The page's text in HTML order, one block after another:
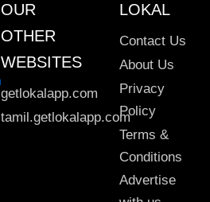
OUR
OTHER
WEBSITES
getlokalapp.com
tamil.getlokalapp.com
LOKAL
Contact Us
About Us
Privacy
Policy
Terms &
Conditions
Advertise